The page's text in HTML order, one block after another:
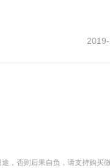
否则后果自负，请支持购买